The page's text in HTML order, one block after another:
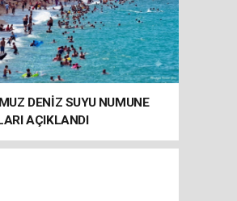
DENİZ SUYU NUMUNE
AÇIKLANDI